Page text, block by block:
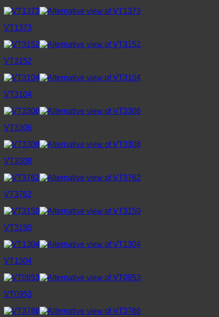
VT1373
VT3152
VT3104
VT3306
VT3308
VT3762
VT3150
VT1304
VT0953